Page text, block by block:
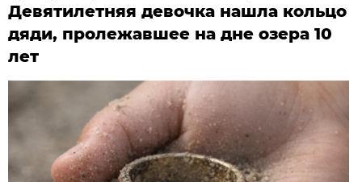
Девятилетняя девочка нашла кольцо
дяди, пролежавшее на дне озера 10
лет